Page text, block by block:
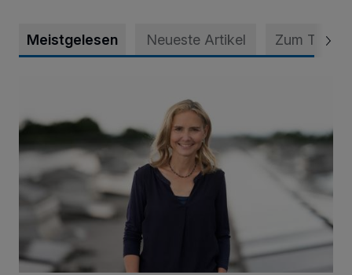
Meistgelesen Neueste Artikel Zum Thema